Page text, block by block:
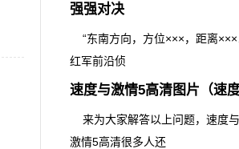
强强对决
“东南方向，方位×××，距离
红军前沿侦
速度与激情5高清图片（速
来为大家解答以上问题，速度
激情5高清很多人还